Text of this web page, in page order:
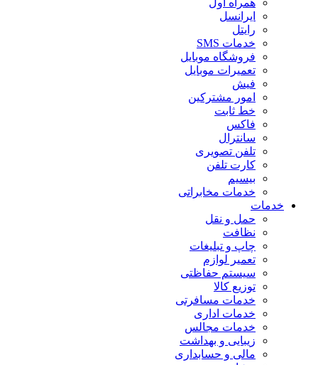
همراه اول
ایرانسل
رایتل
خدمات SMS
فروشگاه موبایل
تعمیرات موبایل
فیش
امور مشترکین
خط ثابت
فاکس
سانترال
تلفن تصویری
کارت تلفن
بیسیم
خدمات مخابراتی
خدمات
حمل و نقل
نظافت
چاپ و تبلیغات
تعمیر لوازم
سیستم حفاظتی
توزیع کالا
خدمات مسافرتی
خدمات اداری
خدمات مجالس
زیبایی و بهداشت
مالی و حسابداری